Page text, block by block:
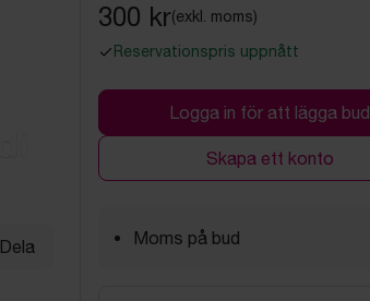
Dela
300 kr(exkl. moms)
Reservationspris uppnått
Logga in för att lägga bud
Skapa ett konto
Moms på bud